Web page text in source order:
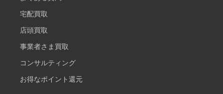
宅配買取
店頭買取
事業者さま買取
コンサルティング
お得なポイント還元